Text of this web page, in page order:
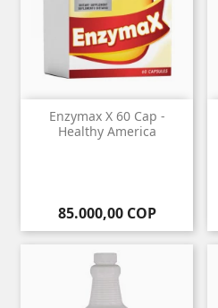
Enzymax X 60 Cap -
Healthy America
Precio
85.000,00 COP